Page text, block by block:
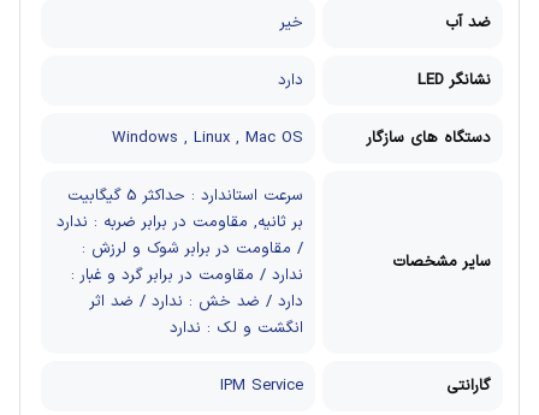
ضد آب خیر
نشانگر LED دارد
دستگاه های سازگار Windows , Linux , Mac OS
سایر مشخصات
سرعت استاندارد : حداکثر 5 گیگابیت
بر ثانیه, مقاومت در برابر ضربه : ندارد
/ مقاومت در برابر شوک و لرزش :
ندارد / مقاومت در برابر گرد و غبار :
دارد / ضد خش : ندارد / ضد اثر
انگشت و لک : ندارد
گارانتی IPM Service